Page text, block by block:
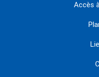
Accès